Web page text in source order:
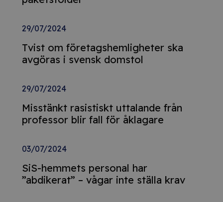
29/07/2024
Tvist om företagshemligheter ska
avgöras i svensk domstol
29/07/2024
Misstänkt rasistiskt uttalande från
professor blir fall för åklagare
03/07/2024
SiS-hemmets personal har
”abdikerat” – vågar inte ställa krav